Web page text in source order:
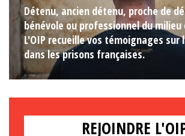
Détenu, ancien détenu, proche de
bénévole ou professionnel du milieu
L'OIP recueille vos témoignages
dans les prisons françaises.
REJOINDRE